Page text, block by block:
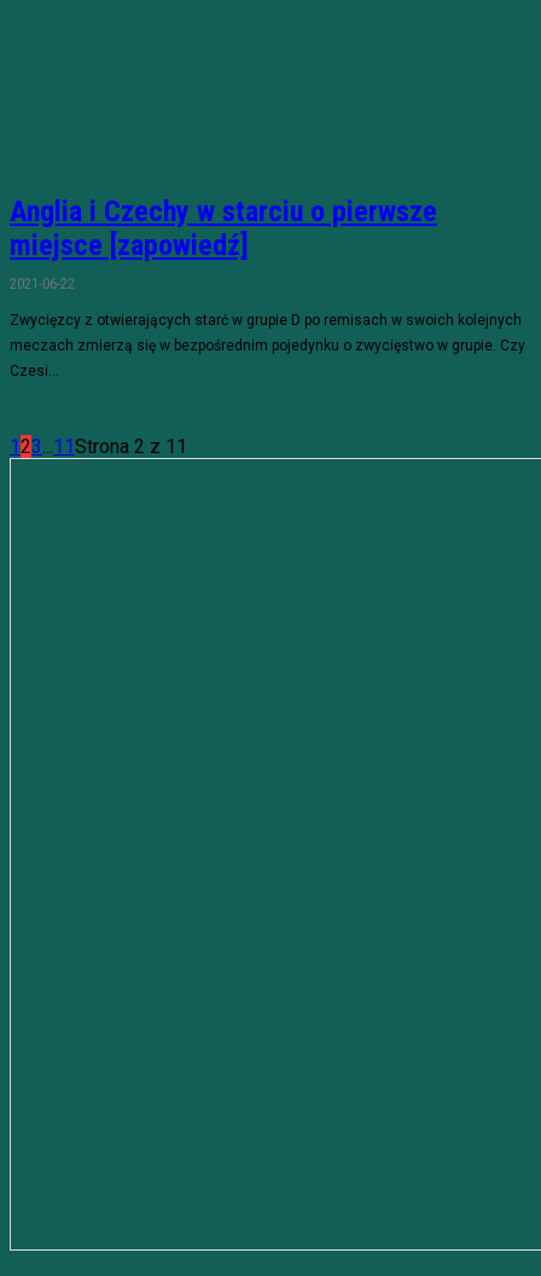
Anglia i Czechy w starciu o pierwsze
miejsce [zapowiedź]
2021-06-22
Zwycięzcy z otwierających starć w grupie D po remisach w swoich kolejnych
meczach zmierzą się w bezpośrednim pojedynku o zwycięstwo w grupie. Czy
Czesi...
123...11Strona 2 z 11